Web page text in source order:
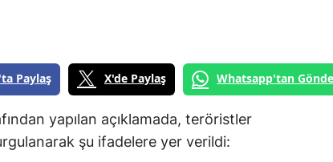
Paylaş X'de Paylaş Whatsapp'tan
yapılan açıklamada, teröristler
şu ifadelere yer verildi: